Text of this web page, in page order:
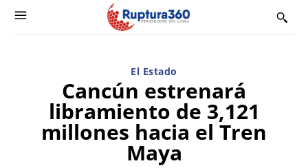
El Estado
Cancún estrenará
libramiento de 3,121
millones hacia el Tren
Maya